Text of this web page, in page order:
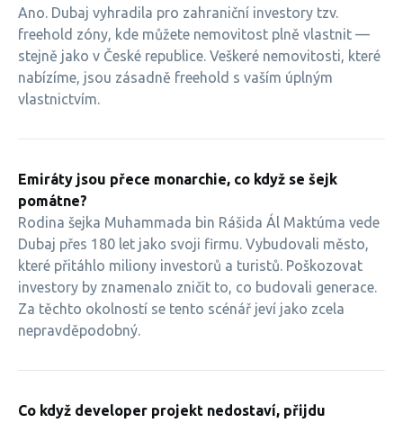
Ano. Dubaj vyhradila pro zahraniční investory tzv.
freehold zóny, kde můžete nemovitost plně vlastnit —
stejně jako v České republice. Veškeré nemovitosti, které
nabízíme, jsou zásadně freehold s vaším úplným
vlastnictvím.
Emiráty jsou přece monarchie, co když se šejk
pomátne?
Rodina šejka Muhammada bin Rášida Ál Maktúma vede
Dubaj přes 180 let jako svoji firmu. Vybudovali město,
které přitáhlo miliony investorů a turistů. Poškozovat
investory by znamenalo zničit to, co budovali generace.
Za těchto okolností se tento scénář jeví jako zcela
nepravděpodobný.
Co když developer projekt nedostaví, přijdu